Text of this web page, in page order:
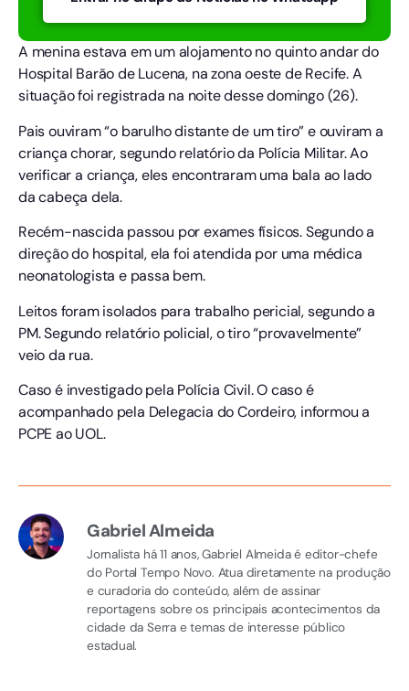
A menina estava em um alojamento no quinto andar do
Hospital Barão de Lucena, na zona oeste de Recife. A
situação foi registrada na noite desse domingo (26).
Pais ouviram “o barulho distante de um tiro” e ouviram a
criança chorar, segundo relatório da Polícia Militar. Ao
verificar a criança, eles encontraram uma bala ao lado
da cabeça dela.
Recém-nascida passou por exames físicos. Segundo a
direção do hospital, ela foi atendida por uma médica
neonatologista e passa bem.
Leitos foram isolados para trabalho pericial, segundo a
PM. Segundo relatório policial, o tiro “provavelmente”
veio da rua.
Caso é investigado pela Polícia Civil. O caso é
acompanhado pela Delegacia do Cordeiro, informou a
PCPE ao UOL.
Gabriel Almeida
Jornalista há 11 anos, Gabriel Almeida é editor-chefe
do Portal Tempo Novo. Atua diretamente na produção
e curadoria do conteúdo, além de assinar
reportagens sobre os principais acontecimentos da
cidade da Serra e temas de interesse público
estadual.